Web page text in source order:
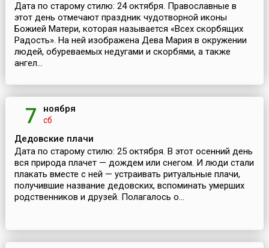
Дата по старому стилю: 24 октября. Православные в
этот день отмечают праздник чудотворной иконы
Божией Матери, которая называется «Всех скорбящих
Радость». На ней изображена Дева Мария в окружении
людей, обуреваемых недугами и скорбями, а также
ангел...
7 ноября
сб
Дедовские плачи
Дата по старому стилю: 25 октября. В этот осенний день
вся природа плачет — дождем или снегом. И люди стали
плакать вместе с ней — устраивать ритуальные плачи,
получившие название дедовских, вспоминать умерших
родственников и друзей. Полагалось о...